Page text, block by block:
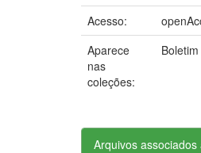
Acesso:
Aparece
nas
coleções:
Arquivos associados